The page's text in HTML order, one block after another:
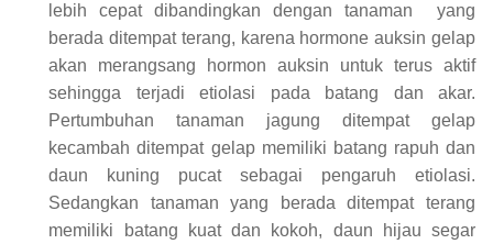
lebih cepat dibandingkan dengan tanaman
yang
berada ditempat terang, karena hormone auksin gelap
akan merangsang hormon auksin untuk terus aktif
sehingga terjadi etiolasi pada batang dan akar.
Pertumbuhan tanaman jagung ditempat gelap
kecambah ditempat gelap memiliki batang rapuh dan
daun kuning pucat sebagai pengaruh etiolasi.
Sedangkan tanaman yang berada ditempat terang
memiliki batang kuat dan kokoh, daun hijau segar